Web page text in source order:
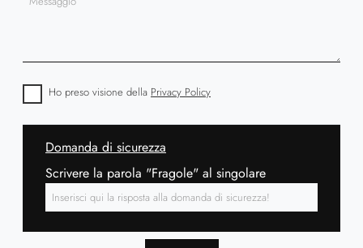
Ho preso visione della Privacy Policy
Domanda di sicurezza
Scrivere la parola "Fragole" al singolare